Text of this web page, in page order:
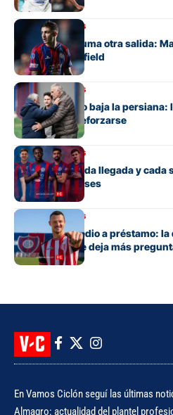
Mercado de pases
San Lorenzo suma otra salida:
carrera en Banfield
Mercado de pases
San Lorenzo no baja la
quedan para reforzarse
Mercado de pases
El detalle de cada llegada y cada
mercado de pases
Mercado de pases
Tres años y medio a préstamo:
con Bruera que deja más
En Vamos Ciclón seguí las últimas
Almagro: actualidad del plantel